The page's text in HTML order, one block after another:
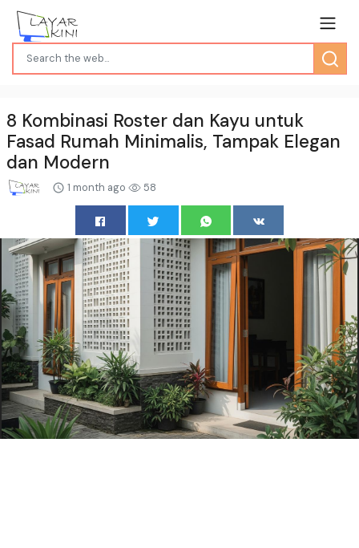
8 Kombinasi Roster dan Kayu untuk
Fasad Rumah Minimalis, Tampak Elegan
dan Modern
1 month ago 58